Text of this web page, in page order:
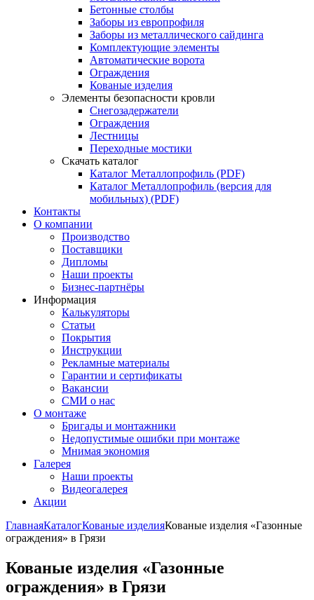
Бетонные столбы
Заборы из европрофиля
Заборы из металлического сайдинга
Комплектующие элементы
Автоматические ворота
Ограждения
Кованые изделия
Элементы безопасности кровли
Снегозадержатели
Ограждения
Лестницы
Переходные мостики
Скачать каталог
Каталог Металлопрофиль (PDF)
Каталог Металлопрофиль (версия для
мобильных) (PDF)
Контакты
О компании
Производство
Поставщики
Дипломы
Наши проекты
Бизнес-партнёры
Информация
Калькуляторы
Статьи
Покрытия
Инструкции
Рекламные материалы
Гарантии и сертификаты
Вакансии
СМИ о нас
О монтаже
Бригады и монтажники
Недопустимые ошибки при монтаже
Мнимая экономия
Галерея
Наши проекты
Видеогалерея
Акции
ГлавнаяКаталогКованые изделияКованые изделия «Газонные
ограждения» в Грязи
Кованые изделия «Газонные
ограждения» в Грязи